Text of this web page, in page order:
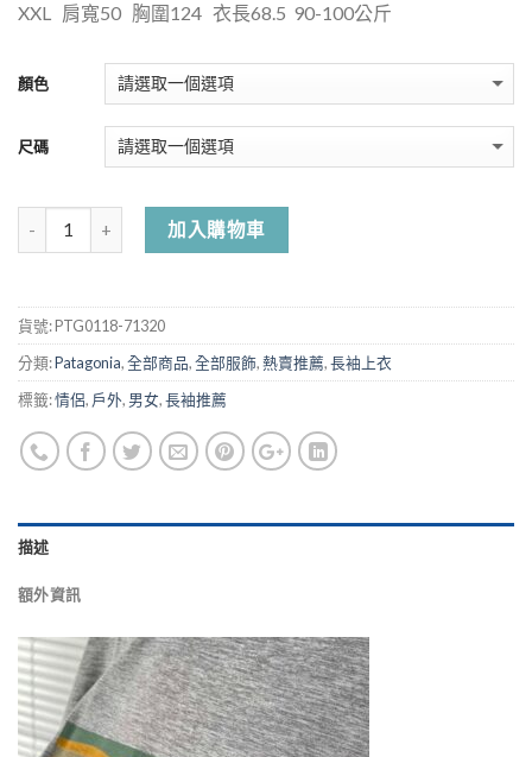
XXL 肩寬50 胸圍124 衣長68.5 90-100公斤
顏色
尺碼
加入購物車
貨號:PTG0118-71320
分類:Patagonia,全部商品,全部服飾,熱賣推薦,長袖上衣
標籤:情侶, 戶外, 男女,長袖推薦
描述
額外資訊